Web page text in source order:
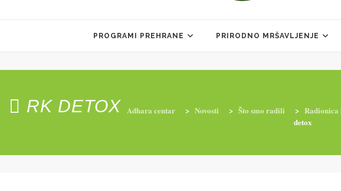
PROGRAMI PREHRANE PRIRODNO MRŠAVLJENJE
RK DETOX Adhara centar > Novosti > Što smo radili >
detox